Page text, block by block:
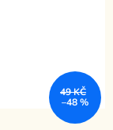
49 KČ
–48 %